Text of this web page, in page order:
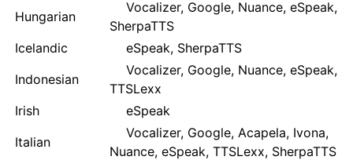
Hungarian
Vocalizer, Google, Nuance, eSpeak,
SherpaTTS
Icelandic
eSpeak, SherpaTTS
Indonesian
Vocalizer, Google, Nuance, eSpeak,
TTSLexx
Irish
eSpeak
Italian
Vocalizer, Google, Acapela, Ivona,
Nuance, eSpeak, TTSLexx, SherpaTTS